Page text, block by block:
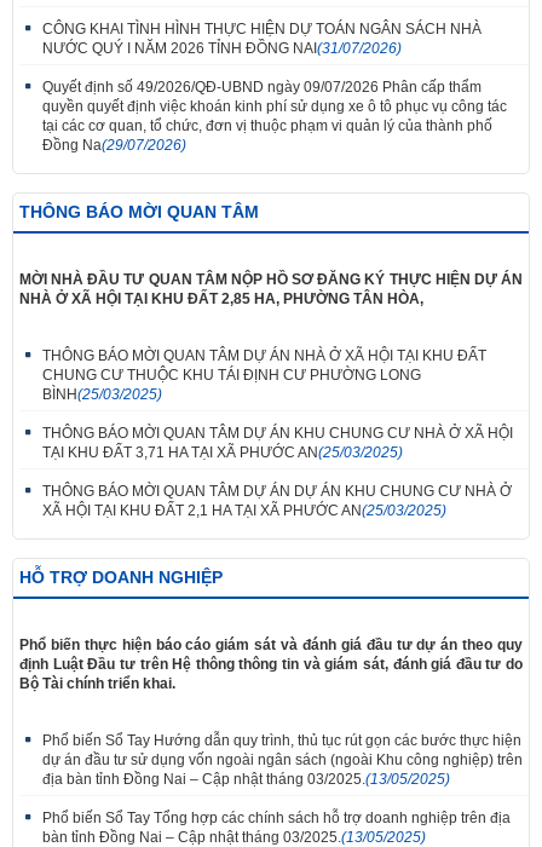
CÔNG KHAI TÌNH HÌNH THỰC HIỆN DỰ TOÁN NGÂN SÁCH NHÀ
NƯỚC QUÝ I NĂM 2026 TỈNH ĐỒNG NAI(31/07/2026)
Quyết định số 49/2026/QĐ-UBND ngày 09/07/2026 Phân cấp thẩm
quyền quyết định việc khoán kinh phí sử dụng xe ô tô phục vụ công tác
tại các cơ quan, tổ chức, đơn vị thuộc phạm vi quản lý của thành phố
Đồng Na(29/07/2026)
THÔNG BÁO MỜI QUAN TÂM
MỜI NHÀ ĐẦU TƯ QUAN TÂM NỘP HỒ SƠ ĐĂNG KÝ THỰC HIỆN DỰ ÁN
NHÀ Ở XÃ HỘI TẠI KHU ĐẤT 2,85 HA, PHƯỜNG TÂN HÒA,
THÔNG BÁO MỜI QUAN TÂM DỰ ÁN NHÀ Ở XÃ HỘI TẠI KHU ĐẤT
CHUNG CƯ THUỘC KHU TÁI ĐỊNH CƯ PHƯỜNG LONG
BÌNH(25/03/2025)
THÔNG BÁO MỜI QUAN TÂM DỰ ÁN KHU CHUNG CƯ NHÀ Ở XÃ HỘI
TẠI KHU ĐẤT 3,71 HA TẠI XÃ PHƯỚC AN(25/03/2025)
THÔNG BÁO MỜI QUAN TÂM DỰ ÁN DỰ ÁN KHU CHUNG CƯ NHÀ Ở
XÃ HỘI TẠI KHU ĐẤT 2,1 HA TẠI XÃ PHƯỚC AN(25/03/2025)
HỖ TRỢ DOANH NGHIỆP
Phổ biến thực hiện báo cáo giám sát và đánh giá đầu tư dự án theo quy
định Luật Đầu tư trên Hệ thông thông tin và giám sát, đánh giá đầu tư do
Bộ Tài chính triển khai.
Phổ biến Sổ Tay Hướng dẫn quy trình, thủ tục rút gọn các bước thực hiện
dự án đầu tư sử dụng vốn ngoài ngân sách (ngoài Khu công nghiệp) trên
địa bàn tỉnh Đồng Nai – Cập nhật tháng 03/2025. (13/05/2025)
Phổ biến Sổ Tay Tổng hợp các chính sách hỗ trợ doanh nghiệp trên địa
bàn tỉnh Đồng Nai – Cập nhật tháng 03/2025. (13/05/2025)